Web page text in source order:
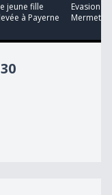
jeune fille
à Payerne
Evasion
Mermet